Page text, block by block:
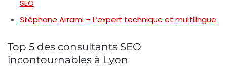
SEO
Stéphane Arrami – L’expert technique et multilingue
Top 5 des consultants SEO
incontournables à Lyon